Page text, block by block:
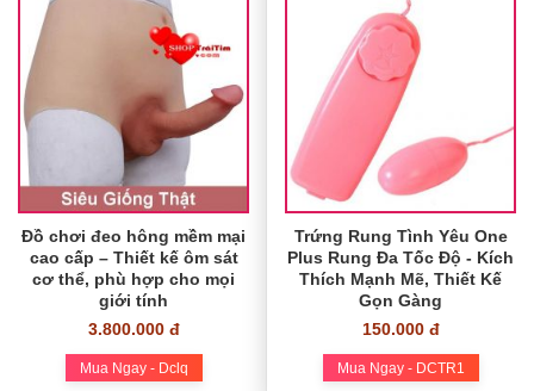
Đồ chơi đeo hông mềm mại
cao cấp – Thiết kế ôm sát
cơ thể, phù hợp cho mọi
giới tính
3.800.000 đ
Mua Ngay - Dclq
Trứng Rung Tình Yêu One
Plus Rung Đa Tốc Độ - Kích
Thích Mạnh Mẽ, Thiết Kế
Gọn Gàng
150.000 đ
Mua Ngay - DCTR1